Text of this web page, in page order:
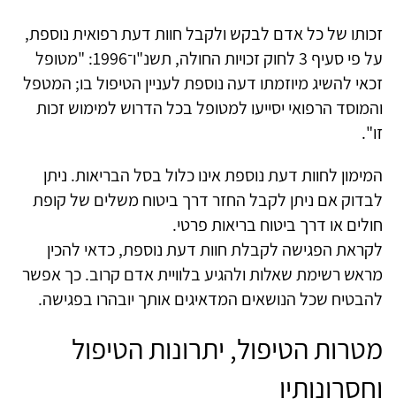
זכותו של כל אדם לבקש ולקבל חוות דעת רפואית נוספת,
על פי סעיף 3 לחוק זכויות החולה, תשנ"ו־1996: "מטופל
זכאי להשיג מיוזמתו דעה נוספת לעניין הטיפול בו; המטפל
והמוסד הרפואי יסייעו למטופל בכל הדרוש למימוש זכות
זו"
.
המימון לחוות דעת נוספת אינו כלול בסל הבריאות. ניתן
לבדוק אם ניתן לקבל החזר דרך ביטוח משלים של קופת
חולים או דרך ביטוח בריאות פרטי.
לקראת הפגישה לקבלת חוות דעת נוספת, כדאי להכין
מראש רשימת שאלות ולהגיע בלוויית אדם קרוב. כך אפשר
להבטיח שכל הנושאים המדאיגים אותך יובהרו בפגישה.
מטרות הטיפול, יתרונות הטיפול
וחסרונותיו